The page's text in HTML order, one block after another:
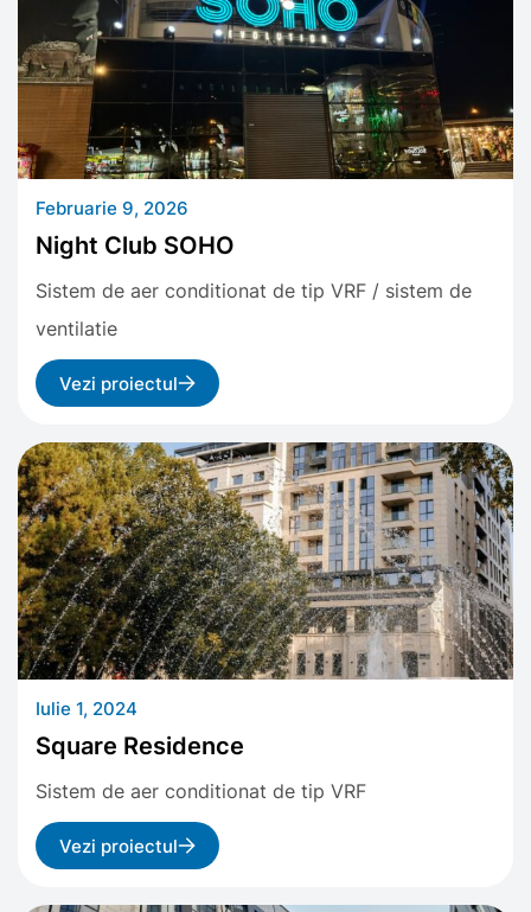
Februarie 9, 2026
Night Club SOHO
Sistem de aer conditionat de tip VRF / sistem de
ventilatie
Vezi proiectul
Iulie 1, 2024
Square Residence
Sistem de aer conditionat de tip VRF
Vezi proiectul